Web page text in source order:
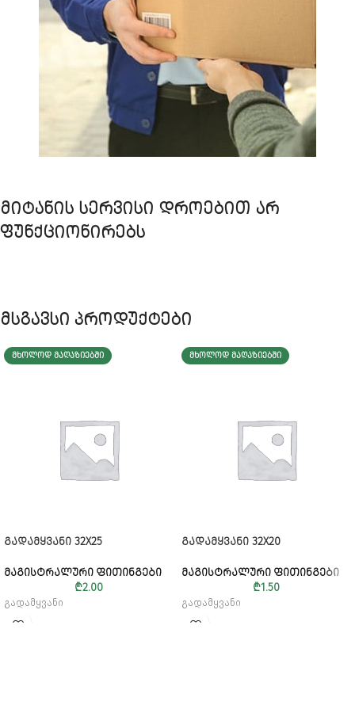
ᲛᲘᲢᲐᲜᲘᲡ ᲡᲔᲠᲕᲘᲡᲘ ᲓᲠᲝᲔᲑᲘᲗ ᲐᲠ
ᲤᲣᲜᲥᲪᲘᲝᲜᲘᲠᲔᲑᲡ
მსგავსი პროდუქტები
ᲛᲮᲝᲚᲝᲓ ᲛᲐᲦᲐᲖᲘᲔᲑᲨᲘ
ᲒᲐᲓᲐᲛᲧᲕᲐᲜᲘ 32X25
ᲛᲐᲒᲘᲡᲢᲠᲐᲚᲣᲠᲘ ᲤᲘᲗᲘᲜᲒᲔᲑᲘ
₾2.00
გადამყვანი
ᲛᲮᲝᲚᲝᲓ ᲛᲐᲦᲐᲖᲘᲔᲑᲨᲘ
ᲒᲐᲓᲐᲛᲧᲕᲐᲜᲘ 32X20
ᲛᲐᲒᲘᲡᲢᲠᲐᲚᲣᲠᲘ ᲤᲘᲗᲘᲜᲒᲔᲑᲘ
₾1.50
გადამყვანი